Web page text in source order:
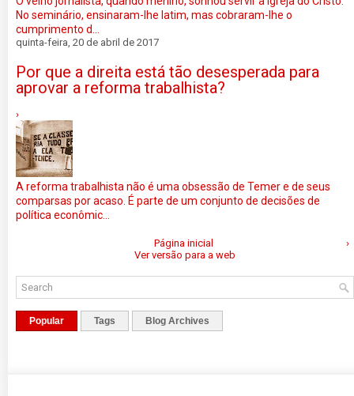
No seminário, ensinaram-lhe latim, mas cobraram-lhe o
cumprimento d...
quinta-feira, 20 de abril de 2017
Por que a direita está tão desesperada para
aprovar a reforma trabalhista?
›
A reforma trabalhista não é uma obsessão de Temer e de seus
comparsas por acaso. É parte de um conjunto de decisões de
política econômic...
›
Página inicial
Ver versão para a web
Popular Tags Blog Archives